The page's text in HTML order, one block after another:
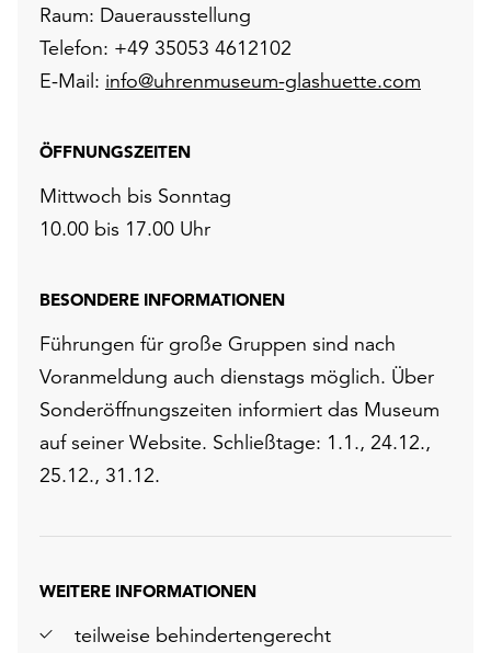
Raum: Dauerausstellung
Telefon: +49 35053 4612102
E-Mail: info@uhrenmuseum-glashuette.com
ÖFFNUNGSZEITEN
Mittwoch bis Sonntag
10.00 bis 17.00 Uhr
BESONDERE INFORMATIONEN
Führungen für große Gruppen sind nach
Voranmeldung auch dienstags möglich. Über
Sonderöffnungszeiten informiert das Museum
auf seiner Website. Schließtage: 1.1., 24.12.,
25.12., 31.12.
WEITERE INFORMATIONEN
teilweise behindertengerecht